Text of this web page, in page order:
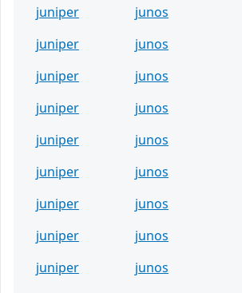
juniper junos
juniper
junos
juniper
junos
juniper
junos
juniper
junos
juniper
junos
juniper
junos
juniper
junos
juniper
junos